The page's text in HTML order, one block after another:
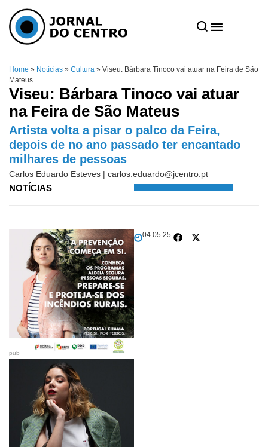
Home » Notícias » Cultura » Viseu: Bárbara Tinoco vai atuar na Feira de São
Mateus
Viseu: Bárbara Tinoco vai atuar
na Feira de São Mateus
Artista volta a pisar o palco da Feira,
depois de no ano passado ter encantado
milhares de pessoas
Carlos Eduardo Esteves | carlos.eduardo@jcentro.pt
NOTÍCIAS
04.05.25
pub